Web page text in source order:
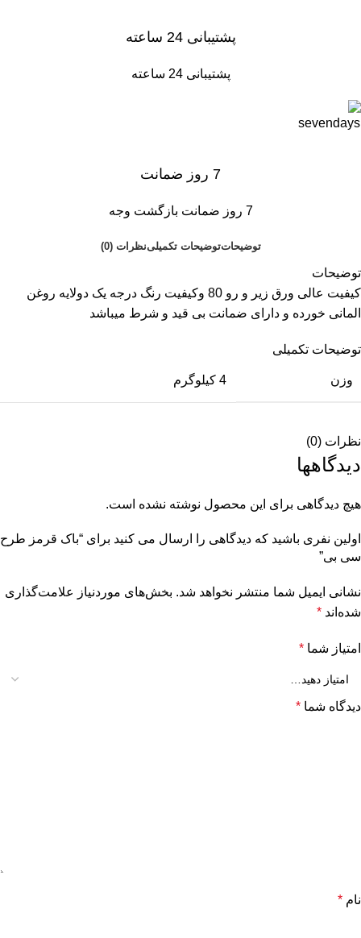
پشتیبانی 24 ساعته
پشتیبانی 24 ساعته
7 روز ضمانت
7 روز ضمانت بازگشت وجه
توضیحاتتوضیحات تکمیلینظرات (0)
توضیحات
کیفیت عالی ورق زیر و رو 80 وکیفیت رنگ درجه یک دولایه روغن
المانی خورده و دارای ضمانت بی قید و شرط میباشد
توضیحات تکمیلی
وزن 4 کیلوگرم
نظرات (0)
دیدگاهها
هیچ دیدگاهی برای این محصول نوشته نشده است.
اولین نفری باشید که دیدگاهی را ارسال می کنید برای “باک قرمز طرح
سی بی”
نشانی ایمیل شما منتشر نخواهد شد. بخش‌های موردنیاز علامت‌گذاری
شده‌اند *
امتیاز شما *
دیدگاه شما *
نام *